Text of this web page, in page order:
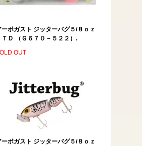
ーボガスト ジッターバグ５/８ｏｚ
ＴＤ （Ｇ６７０－５２２）.
OUT
ーボガスト ジッターバグ５/８ｏｚ